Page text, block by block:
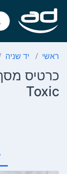
ראשי יד שניה
Toxic